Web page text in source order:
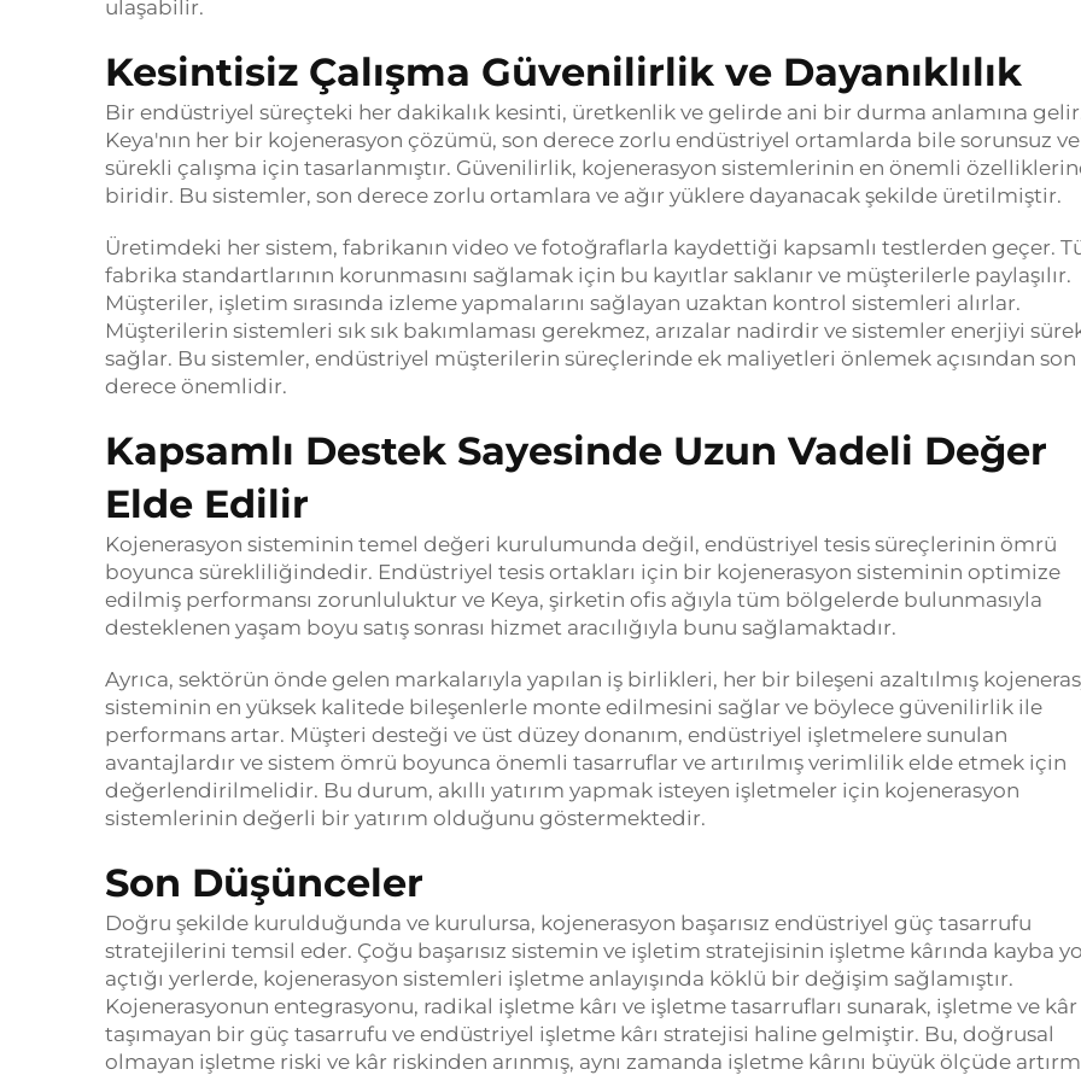
ulaşabilir.
Kesintisiz Çalışma Güvenilirlik ve Dayanıklılık
Bir endüstriyel süreçteki her dakikalık kesinti, üretkenlik ve gelirde ani bir durma anlamına
Keya'nın her bir kojenerasyon çözümü, son derece zorlu endüstriyel ortamlarda bile sorunsuz ve
sürekli çalışma için tasarlanmıştır. Güvenilirlik, kojenerasyon sistemlerinin en önemli
biridir. Bu sistemler, son derece zorlu ortamlara ve ağır yüklere dayanacak şekilde üretilmiştir.
Üretimdeki her sistem, fabrikanın video ve fotoğraflarla kaydettiği kapsamlı testlerden geçer.
fabrika standartlarının korunmasını sağlamak için bu kayıtlar saklanır ve müşterilerle paylaşılır.
Müşteriler, işletim sırasında izleme yapmalarını sağlayan uzaktan kontrol sistemleri alırlar.
Müşterilerin sistemleri sık sık bakımlaması gerekmez, arızalar nadirdir ve sistemler enerjiyi
sağlar. Bu sistemler, endüstriyel müşterilerin süreçlerinde ek maliyetleri önlemek açısından son
derece önemlidir.
Kapsamlı Destek Sayesinde Uzun Vadeli Değer
Elde Edilir
Kojenerasyon sisteminin temel değeri kurulumunda değil, endüstriyel tesis süreçlerinin ömrü
boyunca sürekliliğindedir. Endüstriyel tesis ortakları için bir kojenerasyon sisteminin optimize
edilmiş performansı zorunluluktur ve Keya, şirketin ofis ağıyla tüm bölgelerde bulunmasıyla
desteklenen yaşam boyu satış sonrası hizmet aracılığıyla bunu sağlamaktadır.
Ayrıca, sektörün önde gelen markalarıyla yapılan iş birlikleri, her bir bileşeni azaltılmış
sisteminin en yüksek kalitede bileşenlerle monte edilmesini sağlar ve böylece güvenilirlik ile
performans artar. Müşteri desteği ve üst düzey donanım, endüstriyel işletmelere sunulan
avantajlardır ve sistem ömrü boyunca önemli tasarruflar ve artırılmış verimlilik elde etmek için
değerlendirilmelidir. Bu durum, akıllı yatırım yapmak isteyen işletmeler için kojenerasyon
sistemlerinin değerli bir yatırım olduğunu göstermektedir.
Son Düşünceler
Doğru şekilde kurulduğunda ve kurulursa, kojenerasyon başarısız endüstriyel güç tasarrufu
stratejilerini temsil eder. Çoğu başarısız sistemin ve işletim stratejisinin işletme kârında kayba
açtığı yerlerde, kojenerasyon sistemleri işletme anlayışında köklü bir değişim sağlamıştır.
Kojenerasyonun entegrasyonu, radikal işletme kârı ve işletme tasarrufları sunarak, işletme ve kâr
taşımayan bir güç tasarrufu ve endüstriyel işletme kârı stratejisi haline gelmiştir. Bu, doğrusal
olmayan işletme riski ve kâr riskinden arınmış, aynı zamanda işletme kârını büyük ölçüde